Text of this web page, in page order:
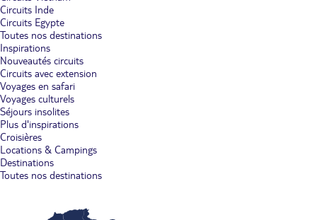
Circuits Inde
Circuits Egypte
Toutes nos destinations
Inspirations
Nouveautés circuits
Circuits avec extension
Voyages en safari
Voyages culturels
Séjours insolites
Plus d'inspirations
Croisières
Locations & Campings
Destinations
Toutes nos destinations